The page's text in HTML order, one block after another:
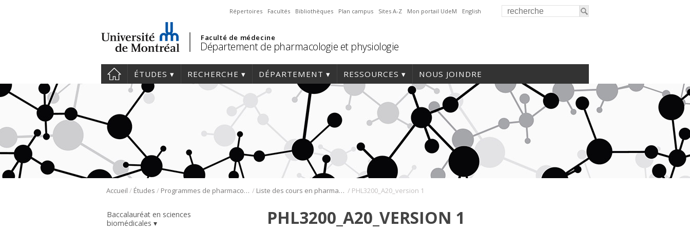
Répertoires Facultés Bibliothèques Plan campus Sites A-Z Mon portail UdeM English
Faculté de médecine
Département de pharmacologie et physiologie
ÉTUDES RECHERCHE DÉPARTEMENT RESSOURCES NOUS JOINDRE
Accueil / Études / Programmes de pharmacologie / Liste des cours en pharmacologie / PHL3200_A20_version 1
Baccalauréat en sciences
biomédicales
PHL3200_A20_VERSION 1